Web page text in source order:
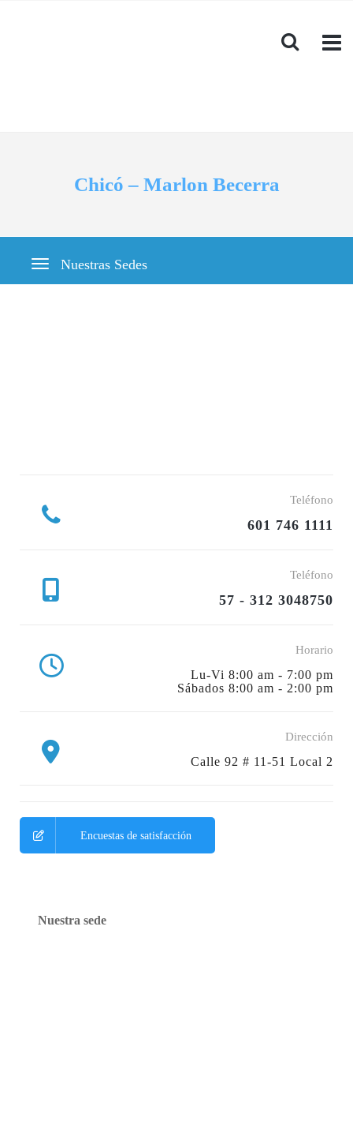
Chicó – Marlon Becerra
Toggle navigation
Nuestras Sedes
Teléfono
601 746 1111
Teléfono
57 - 312 3048750
Horario
Lu-Vi 8:00 am - 7:00 pm
Sábados 8:00 am - 2:00 pm
Dirección
Calle 92 # 11-51 Local 2
Encuestas de satisfacción
Nuestra sede